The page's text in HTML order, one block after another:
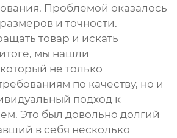
Проблемой оказалось
и точности.
товар и искать
мы нашли
не только
по качеству, но и
подход к
Это был довольно долгий
в себя несколько